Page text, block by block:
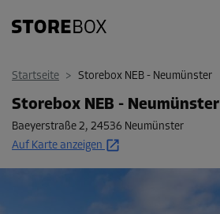
Startseite > Storebox NEB - Neumünster
Storebox NEB - Neumünster
Baeyerstraße 2, 24536 Neumünster
Auf Karte anzeigen